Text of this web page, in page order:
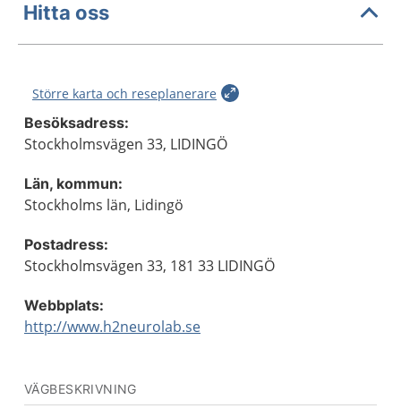
Hitta oss
Större karta och reseplanerare
Besöksadress:
Stockholmsvägen 33, LIDINGÖ
Län, kommun:
Stockholms län, Lidingö
Postadress:
Stockholmsvägen 33, 181 33 LIDINGÖ
Webbplats:
http://www.h2neurolab.se
VÄGBESKRIVNING